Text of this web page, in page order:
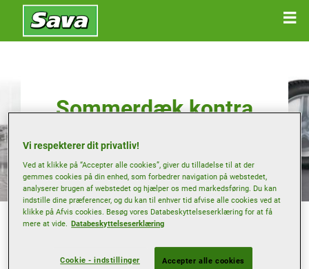
Sommerdæk kontra
helårsdæk
Nogle bilejere synes måske, at et sæt separate
sommerdæk er mere velegnede end ét enkelt sæt til
Vi respekterer dit privatliv!
Ved at klikke på “Accepter alle cookies”, giver du tilladelse til at der
gemmes cookies på din enhed, som forbedrer navigation på webstedet,
analyserer brugen af webstedet og hjælper os med markedsføring. Du kan
indstille dine præferencer, og du kan til enhver tid afvise alle cookies ved at
klikke på Afvis cookies. Besøg vores Databeskyttelseserklæring for at få
mere at vide. Databeskyttelseserklæring
Cookie - indstillinger Accepter alle cookies